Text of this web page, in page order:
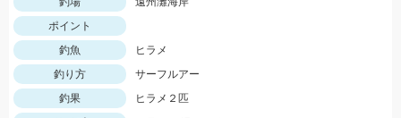
ポイント
釣魚
ヒラメ
釣り方
サーフルアー
釣果
ヒラメ２匹